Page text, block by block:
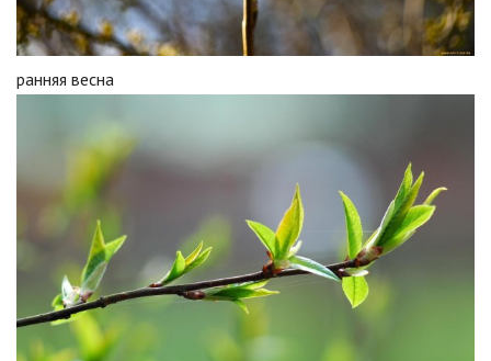
ранняя весна